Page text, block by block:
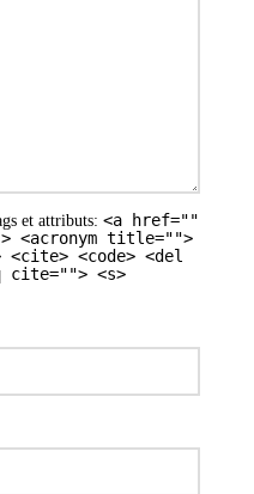
et attributs: <a href=""
title="">
<code> <del
cite=""> <s>